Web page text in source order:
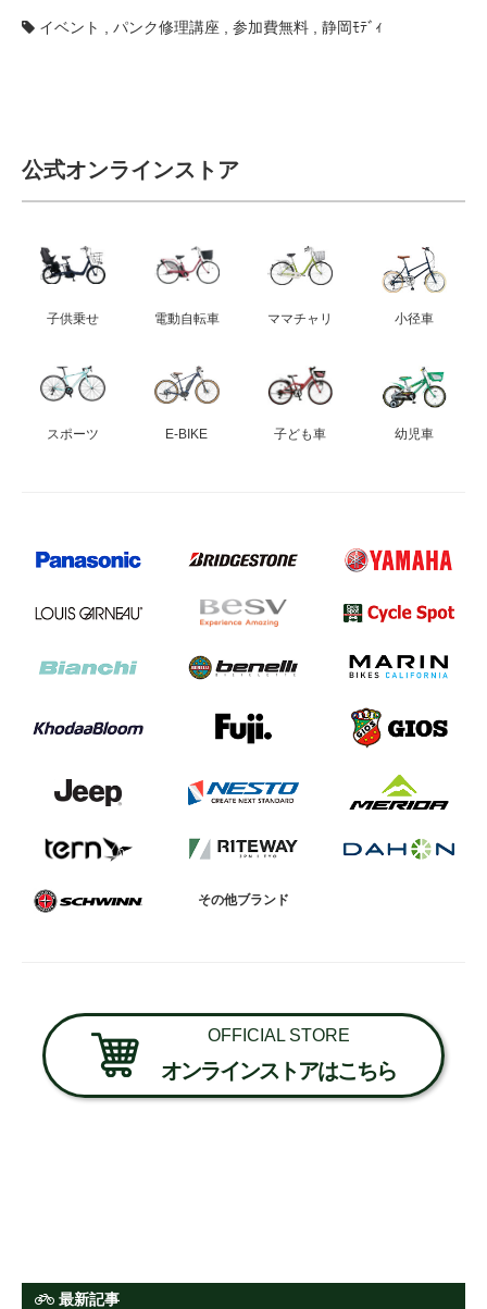
イベント パンク修理講座 参加費無料 静岡ﾓﾃﾞｨ
公式オンラインストア
子供乗せ 電動自転車 ママチャリ 小径車
スポーツ E-BIKE 子ども車 幼児車
その他ブランド
OFFICIAL STORE
オンラインストアはこちら
最新記事